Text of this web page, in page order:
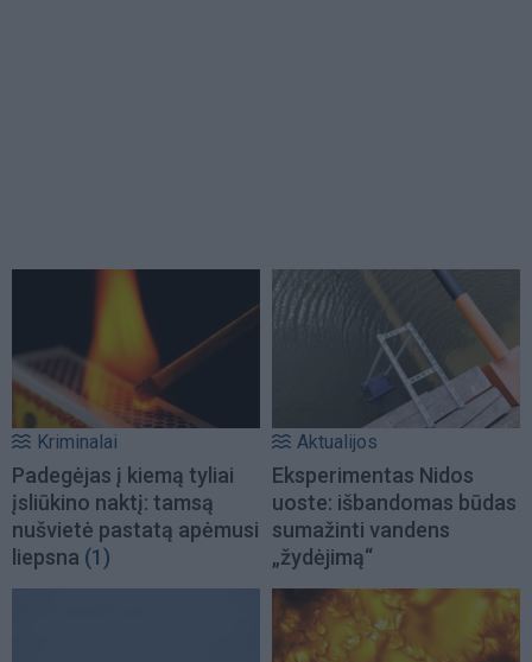
Kriminalai
Padegėjas į kiemą tyliai
įsliūkino naktį: tamsą
nušvietė pastatą apėmusi
liepsna (1)
Aktualijos
Eksperimentas Nidos
uoste: išbandomas būdas
sumažinti vandens
„žydėjimą“